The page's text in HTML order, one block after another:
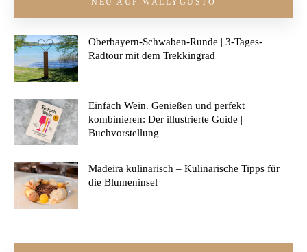
NEU AUF WALLYGUSTO
Oberbayern-Schwaben-Runde | 3-Tages-
Radtour mit dem Trekkingrad
Einfach Wein. Genießen und perfekt
kombinieren: Der illustrierte Guide |
Buchvorstellung
Madeira kulinarisch – Kulinarische Tipps für
die Blumeninsel